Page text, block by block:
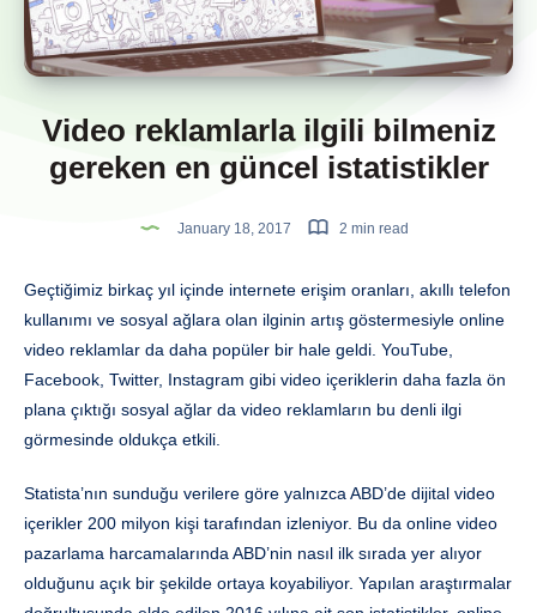
Video reklamlarla ilgili bilmeniz
gereken en güncel istatistikler
January 18, 2017 2 min read
Geçtiğimiz birkaç yıl içinde internete erişim oranları, akıllı telefon
kullanımı ve sosyal ağlara olan ilginin artış göstermesiyle online
video reklamlar da daha popüler bir hale geldi. YouTube,
Facebook, Twitter, Instagram gibi video içeriklerin daha fazla ön
plana çıktığı sosyal ağlar da video reklamların bu denli ilgi
görmesinde oldukça etkili.
Statista’nın sunduğu verilere göre yalnızca ABD’de dijital video
içerikler 200 milyon kişi tarafından izleniyor. Bu da online video
pazarlama harcamalarında ABD’nin nasıl ilk sırada yer alıyor
olduğunu açık bir şekilde ortaya koyabiliyor. Yapılan araştırmalar